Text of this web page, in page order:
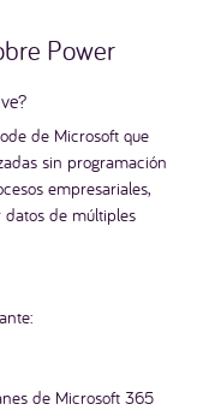
Power
de Microsoft que
sin programación
empresariales,
de múltiples
de Microsoft 365